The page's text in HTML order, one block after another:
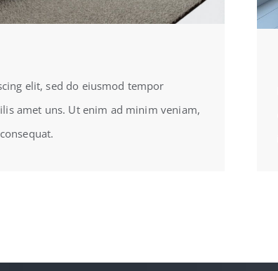
elit, sed do eiusmod tempor
amet uns. Ut enim ad minim veniam,